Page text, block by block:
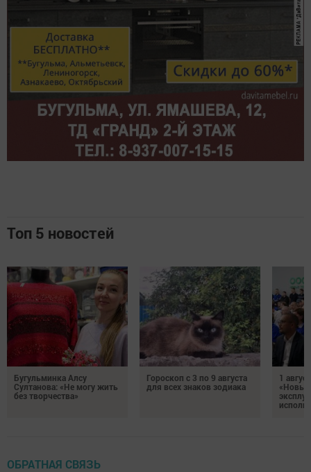
Топ 5 новостей
Бугульминка Алсу
Султанова: «Не могу жить
без творчества»
Гороскоп с 3 по 9 августа
для всех знаков зодиака
1
«Новые
ОБРАТНАЯ СВЯЗЬ